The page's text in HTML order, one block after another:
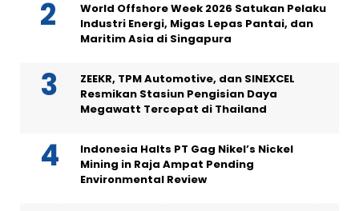
World Offshore Week 2026 Satukan Pelaku
Industri Energi, Migas Lepas Pantai, dan
Maritim Asia di Singapura
ZEEKR, TPM Automotive, dan SINEXCEL
Resmikan Stasiun Pengisian Daya
Megawatt Tercepat di Thailand
Indonesia Halts PT Gag Nikel’s Nickel
Mining in Raja Ampat Pending
Environmental Review